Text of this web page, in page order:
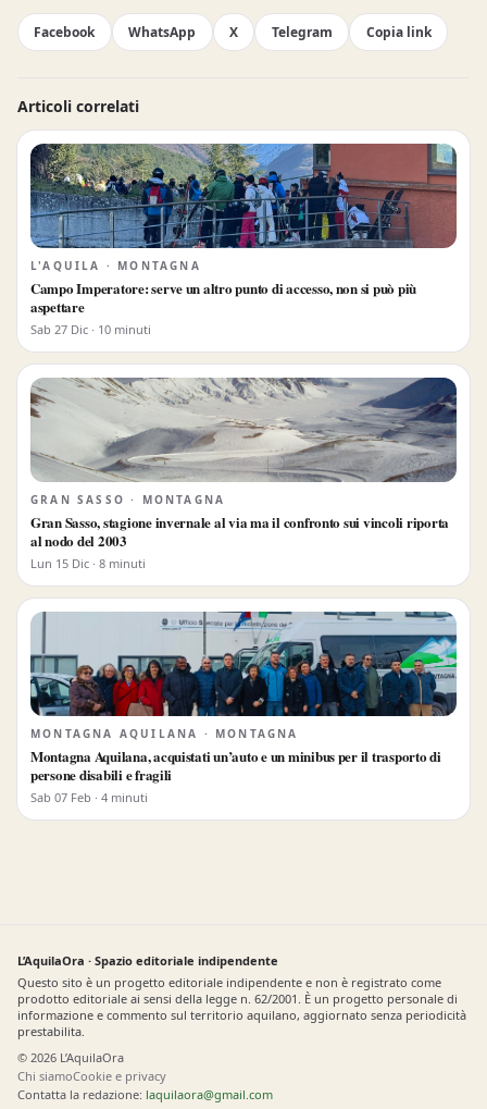
Facebook WhatsApp X Telegram Copia link
Articoli correlati
L'AQUILA · MONTAGNA
Campo Imperatore: serve un altro punto di accesso, non si può più
aspettare
Sab 27 Dic · 10 minuti
GRAN SASSO · MONTAGNA
Gran Sasso, stagione invernale al via ma il confronto sui vincoli riporta
al nodo del 2003
Lun 15 Dic · 8 minuti
MONTAGNA AQUILANA · MONTAGNA
Montagna Aquilana, acquistati un’auto e un minibus per il trasporto di
persone disabili e fragili
Sab 07 Feb · 4 minuti
L’AquilaOra · Spazio editoriale indipendente
Questo sito è un progetto editoriale indipendente e non è registrato come
prodotto editoriale ai sensi della legge n. 62/2001. È un progetto personale di
informazione e commento sul territorio aquilano, aggiornato senza periodicità
prestabilita.
© 2026 L’AquilaOra
Chi siamoCookie e privacy
Contatta la redazione: laquilaora@gmail.com